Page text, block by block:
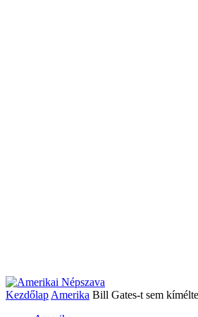
Kezdőlap Amerika Bill Gates-t sem